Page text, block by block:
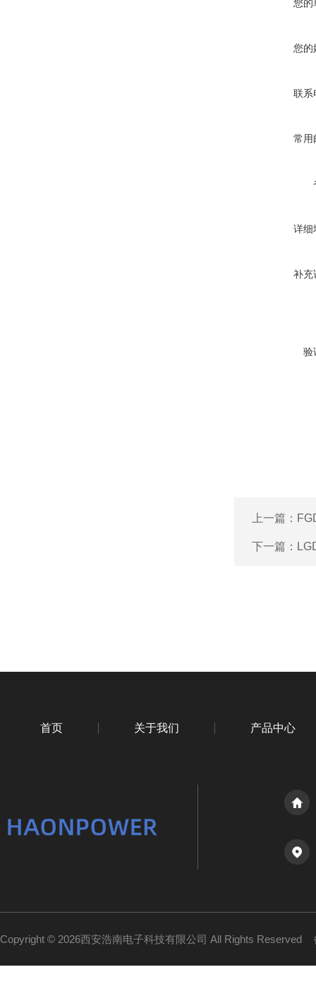
您的
您的
联系
常用
详细
补充
验
上一篇：
下一篇：
首页 关于我们 产品中心
Copyright © 2026西安浩南电子科技有限公司 All Rights Reserved